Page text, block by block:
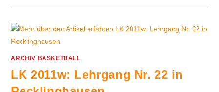
ARCHIV BASKETBALL
LK 2011w: Lehrgang Nr. 22 in